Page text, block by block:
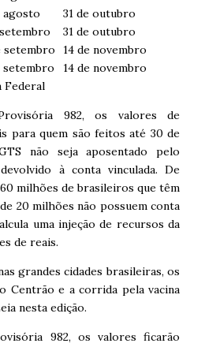
agosto
31 de outubro
31 de outubro
setembro
14 de novembro
setembro
14 de novembro
Federal
982, os valores de
para quem são feitos até 30 de
não seja aposentado pelo
à conta vinculada. De
milhões de brasileiros que têm
20 milhões não possuem conta
uma injeção de recursos da
de reais.
grandes cidades brasileiras, os
Centrão e a corrida pela vacina
nesta edição.
982, os valores ficarão